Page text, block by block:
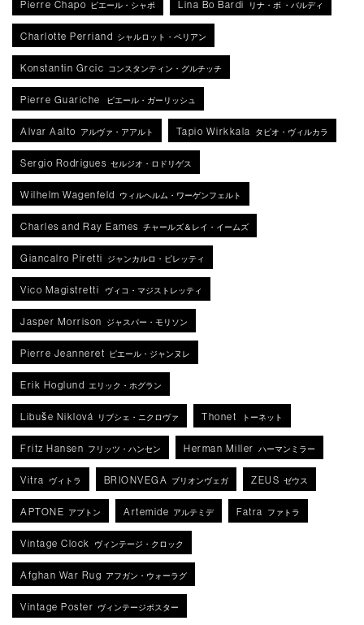
Pierre Chapo ピエール・シャポ Lina Bo Bardi リナ・ボ ・バルディ
Charlotte Perriand シャルロット・ペリアン
Konstantin Grcic コンスタンティン・グルチッチ
Pierre Guariche ピエール・ガーリッシュ
Alvar Aalto アルヴァ・アアルト Tapio Wirkkala タピオ・ヴィルカラ
Sergio Rodrigues セルジオ・ロドリゲス
Wilhelm Wagenfeld ウィルヘルム・ワーゲンフェルト
Charles and Ray Eames チャールズ＆レイ・イームズ
Giancalro Piretti ジャンカルロ・ピレッティ
Vico Magistretti ヴィコ・マジストレッティ
Jasper Morrison ジャスパー・モリソン
Pierre Jeanneret ピエール・ジャンヌレ
Erik Hoglund エリック・ホグラン
Libuše Niklová リブシェ・ニクロヴァ Thonet トーネット
Fritz Hansen フリッツ・ハンセン Herman Miller ハーマンミラー
Vitra ヴィトラ BRIONVEGA ブリオンヴェガ ZEUS ゼウス
APTONE アプトン Artemide アルテミデ Fatra ファトラ
Vintage Clock ヴィンテージ・クロック
Afghan War Rug アフガン・ウォーラグ
Vintage Poster ヴィンテージポスター